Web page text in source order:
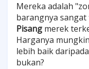
Mereka adalah
barangnya
Pisang merek
Harganya
lebih baik
bukan?